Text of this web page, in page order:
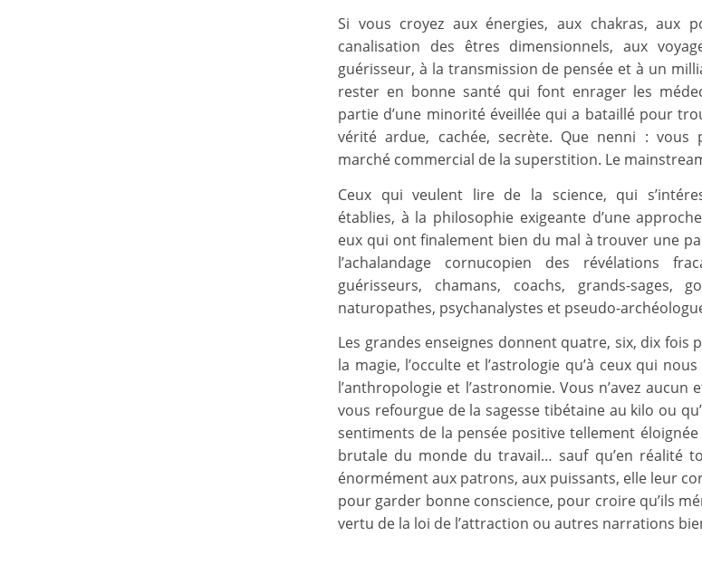
Si vous croyez aux énergies, aux chakras, aux
canalisation des êtres dimensionnels, aux
guérisseur, à la transmission de pensée et à un
rester en bonne santé qui font enrager les
partie d’une minorité éveillée qui a bataillé pour
vérité ardue, cachée, secrète. Que nenni : vous
marché commercial de la superstition. Le
Ceux qui veulent lire de la science, qui
établies, à la philosophie exigeante d’une
eux qui ont finalement bien du mal à trouver une
l’achalandage cornucopien des révélations
guérisseurs, chamans, coachs, grands-sages,
naturopathes, psychanalystes et pseudo-
Les grandes enseignes donnent quatre, six, dix fois
la magie, l’occulte et l’astrologie qu’à ceux qui
l’anthropologie et l’astronomie. Vous n’avez
vous refourgue de la sagesse tibétaine au kilo ou
sentiments de la pensée positive tellement
brutale du monde du travail… sauf qu’en réalité
énormément aux patrons, aux puissants, elle leur
pour garder bonne conscience, pour croire qu’ils
vertu de la loi de l’attraction ou autres narrations